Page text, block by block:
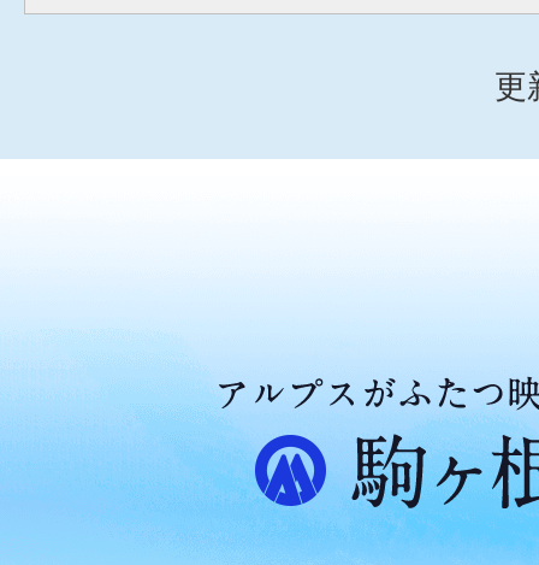
更
ア
ル
プ
ス